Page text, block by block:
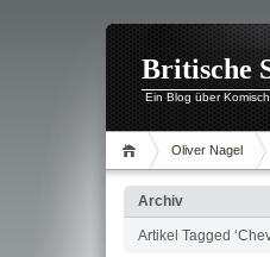
Britische
Ein Blog über
Oliver Nagel
Archiv
Artikel Tagged